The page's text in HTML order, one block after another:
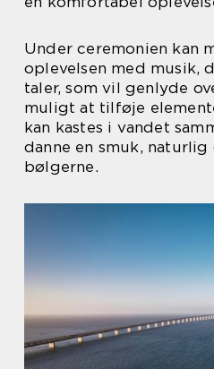
Under ceremonien kan
oplevelsen med musik,
taler, som vil genlyde
muligt at tilføje
kan kastes i vandet
danne en smuk,
bølgerne.